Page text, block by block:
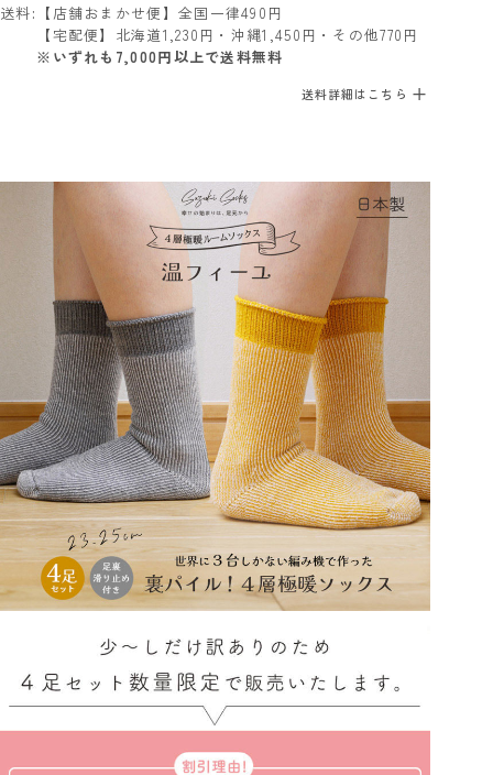
送料
【店舗おまかせ便】全国一律490円
【宅配便】北海道1,230円・沖縄1,450円・その他770円
※いずれも7,000円以上で送料無料
送料詳細はこちら